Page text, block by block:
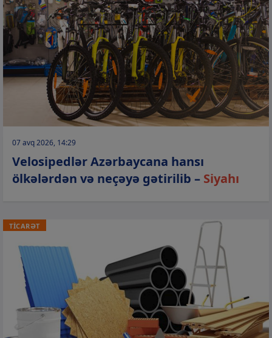
07 avq 2026, 14:29
Velosipedlər Azərbaycana hansı
ölkələrdən və neçəyə gətirilib – Siyahı
TİCARƏT